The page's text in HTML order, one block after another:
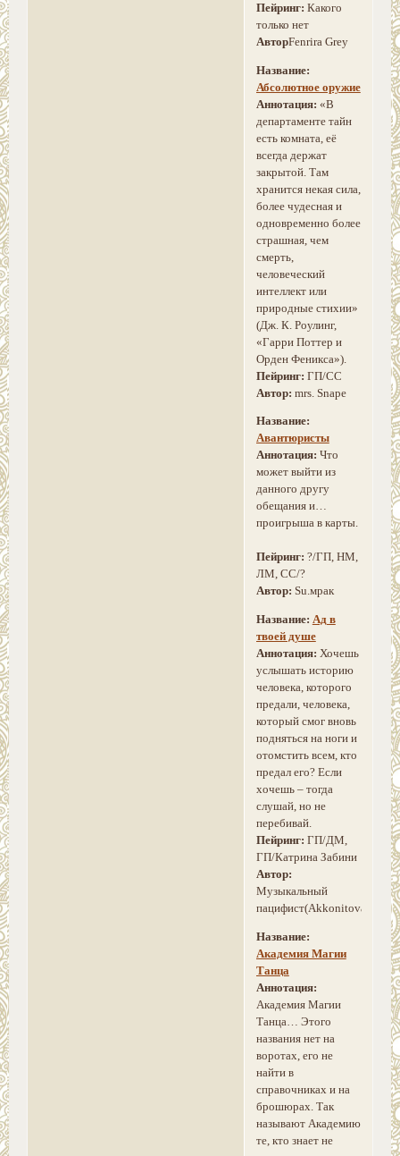
Пейринг: Какого
только нет
АвторFenrira Grey
Название:
Абсолютное оружие
Аннотация: «В
департаменте тайн
есть комната, её
всегда держат
закрытой. Там
хранится некая сила,
более чудесная и
одновременно более
страшная, чем
смерть,
человеческий
интеллект или
природные стихии»
(Дж. К. Роулинг,
«Гарри Поттер и
Орден Феникса»).
Пейринг: ГП/СС
Автор: mrs. Snape
Название:
Авантюристы
Аннотация: Что
может выйти из
данного другу
обещания и…
проигрыша в карты.
Пейринг: ?/ГП, НМ,
ЛМ, СС/?
Автор: Su.мрак
Название: Ад в
твоей душе
Аннотация: Хочешь
услышать историю
человека, которого
предали, человека,
который смог вновь
подняться на ноги и
отомстить всем, кто
предал его? Если
хочешь – тогда
слушай, но не
перебивай.
Пейринг: ГП/ДМ,
ГП/Катрина Забини
Автор:
Музыкальный
пацифист(Akkonitova)
Название:
Академия Магии
Танца
Аннотация:
Академия Магии
Танца… Этого
названия нет на
воротах, его не
найти в
справочниках и на
брошюрах. Так
называют Академию
те, кто знает не